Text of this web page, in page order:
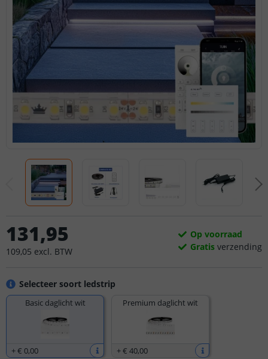
Selecteer soort ledstrip
Basic daglicht wit
+€ 0,00
Premium daglicht wit
+€ 40,00
131,95
109,05 excl. BTW
Op voorraad
Gratis verzending